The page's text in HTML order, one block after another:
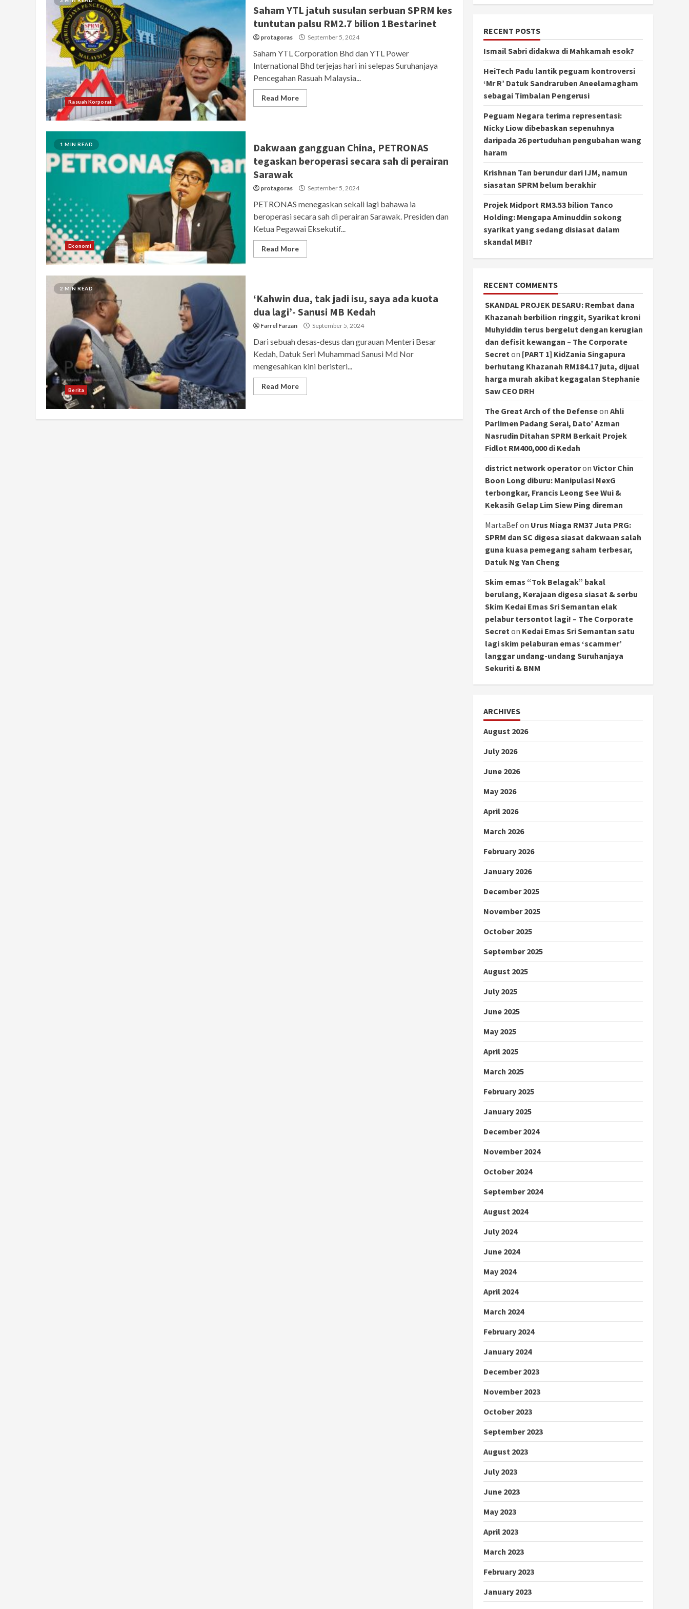
Rasuah Korporat
Saham YTL jatuh susulan serbuan SPRM kes
tuntutan palsu RM2.7 bilion 1Bestarinet
protagoras September 5, 2024
Saham YTL Corporation Bhd dan YTL Power
International Bhd terjejas hari ini selepas Suruhanjaya
Pencegahan Rasuah Malaysia...
Read More
1 MIN READ
Ekonomi
Dakwaan gangguan China, PETRONAS
tegaskan beroperasi secara sah di perairan
Sarawak
protagoras September 5, 2024
PETRONAS menegaskan sekali lagi bahawa ia
beroperasi secara sah di perairan Sarawak. Presiden dan
Ketua Pegawai Eksekutif...
Read More
2 MIN READ
Berita
‘Kahwin dua, tak jadi isu, saya ada kuota
dua lagi’- Sanusi MB Kedah
Farrel Farzan September 5, 2024
Dari sebuah desas-desus dan gurauan Menteri Besar
Kedah, Datuk Seri Muhammad Sanusi Md Nor
mengesahkan kini beristeri...
Read More
RECENT POSTS
Ismail Sabri didakwa di Mahkamah esok?
HeiTech Padu lantik peguam kontroversi
‘Mr R’ Datuk Sandraruben Aneelamagham
sebagai Timbalan Pengerusi
Peguam Negara terima representasi:
Nicky Liow dibebaskan sepenuhnya
daripada 26 pertuduhan pengubahan wang
haram
Krishnan Tan berundur dari IJM, namun
siasatan SPRM belum berakhir
Projek Midport RM3.53 bilion Tanco
Holding: Mengapa Aminuddin sokong
syarikat yang sedang disiasat dalam
skandal MBI?
RECENT COMMENTS
SKANDAL PROJEK DESARU: Rembat dana
Khazanah berbilion ringgit, Syarikat kroni
Muhyiddin terus bergelut dengan kerugian
dan defisit kewangan – The Corporate
Secret on [PART 1] KidZania Singapura
berhutang Khazanah RM184.17 juta, dijual
harga murah akibat kegagalan Stephanie
Saw CEO DRH
The Great Arch of the Defenseon Ahli
Parlimen Padang Serai, Dato’ Azman
Nasrudin Ditahan SPRM Berkait Projek
Fidlot RM400,000 di Kedah
district network operatoron Victor Chin
Boon Long diburu: Manipulasi NexG
terbongkar, Francis Leong See Wui &
Kekasih Gelap Lim Siew Ping direman
MartaBefon Urus Niaga RM37 Juta PRG:
SPRM dan SC digesa siasat dakwaan salah
guna kuasa pemegang saham terbesar,
Datuk Ng Yan Cheng
Skim emas “Tok Belagak” bakal
berulang, Kerajaan digesa siasat & serbu
Skim Kedai Emas Sri Semantan elak
pelabur tersontot lagi! – The Corporate
Secret on Kedai Emas Sri Semantan satu
lagi skim pelaburan emas ‘scammer’
langgar undang-undang Suruhanjaya
Sekuriti & BNM
ARCHIVES
August 2026
July 2026
June 2026
May 2026
April 2026
March 2026
February 2026
January 2026
December 2025
November 2025
October 2025
September 2025
August 2025
July 2025
June 2025
May 2025
April 2025
March 2025
February 2025
January 2025
December 2024
November 2024
October 2024
September 2024
August 2024
July 2024
June 2024
May 2024
April 2024
March 2024
February 2024
January 2024
December 2023
November 2023
October 2023
September 2023
August 2023
July 2023
June 2023
May 2023
April 2023
March 2023
February 2023
January 2023